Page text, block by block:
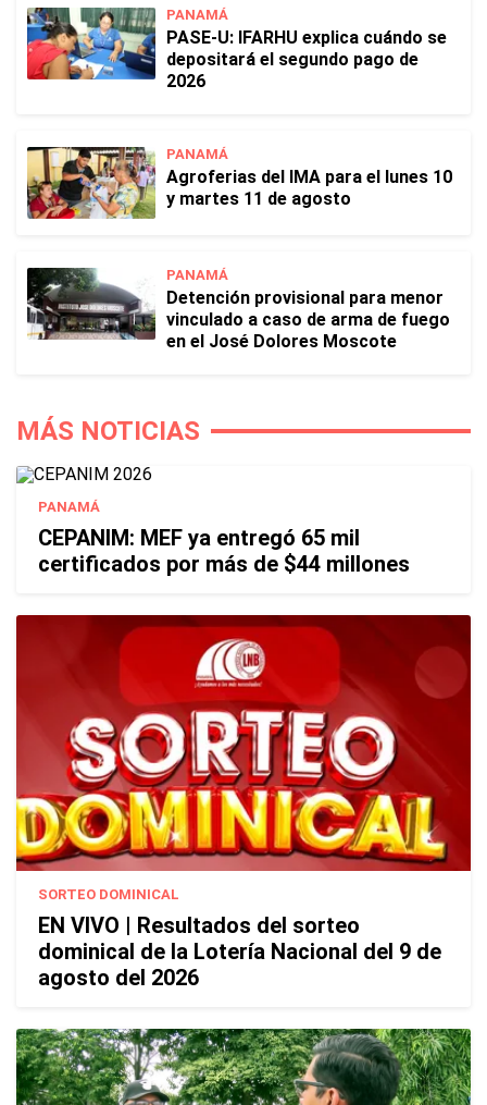
PANAMÁ
PASE-U: IFARHU explica cuándo se
depositará el segundo pago de
2026
PANAMÁ
Agroferias del IMA para el lunes 10
y martes 11 de agosto
PANAMÁ
Detención provisional para menor
vinculado a caso de arma de fuego
en el José Dolores Moscote
MÁS NOTICIAS
PANAMÁ
CEPANIM: MEF ya entregó 65 mil
certificados por más de $44 millones
SORTEO DOMINICAL
EN VIVO | Resultados del sorteo
dominical de la Lotería Nacional del 9 de
agosto del 2026